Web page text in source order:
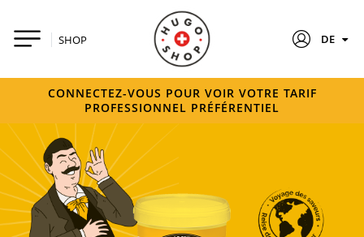
SHOP DE
CONNECTEZ-VOUS POUR VOIR VOTRE TARIF
PROFESSIONNEL PRÉFÉRENTIEL